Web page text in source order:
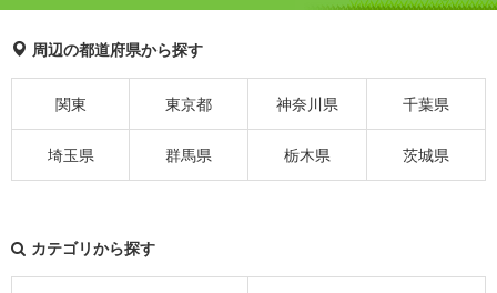
周辺の都道府県から探す
関東 東京都 神奈川県 千葉県
埼玉県 群馬県 栃木県 茨城県
カテゴリから探す